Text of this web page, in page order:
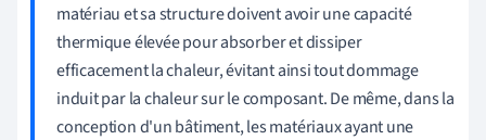
matériau et sa structure doivent avoir une capacité
thermique élevée pour absorber et dissiper
efficacement la chaleur, évitant ainsi tout dommage
induit par la chaleur sur le composant. De même, dans la
conception d'un bâtiment, les matériaux ayant une